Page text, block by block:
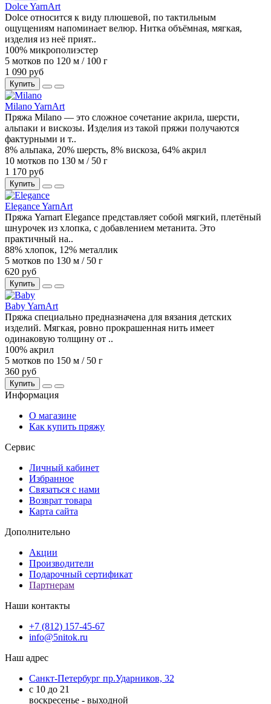
Dolce YarnArt
Dolce относится к виду плюшевой, по тактильным
ощущениям напоминает велюр. Нитка объёмная, мягкая,
изделия из неё прият..
100% микрополиэстер
5 мотков по 120 м / 100 г
1 090 руб
Купить
Milano YarnArt
Пряжа Milano — это сложное сочетание акрила, шерсти,
альпаки и вискозы. Изделия из такой пряжи получаются
фактурными и т..
8% альпака, 20% шерсть, 8% вискоза, 64% акрил
10 мотков по 130 м / 50 г
1 170 руб
Купить
Elegance YarnArt
Пряжа Yarnart Elegance представляет собой мягкий, плетёный
шнурочек из хлопка, с добавлением метанита. Это
практичный на..
88% хлопок, 12% металлик
5 мотков по 130 м / 50 г
620 руб
Купить
Baby YarnArt
Пряжа специально предназначена для вязания детских
изделий. Мягкая, ровно прокрашенная нить имеет
одинаковую толщину от ..
100% акрил
5 мотков по 150 м / 50 г
360 руб
Купить
Информация
О магазине
Как купить пряжу
Сервис
Личный кабинет
Избранное
Связаться с нами
Возврат товара
Карта сайта
Дополнительно
Акции
Производители
Подарочный сертификат
Партнерам
Наши контакты
+7 (812) 157-45-67
info@5nitok.ru
Наш адрес
Санкт-Петербург пр.Ударников, 32
с 10 до 21
воскресенье - выходной